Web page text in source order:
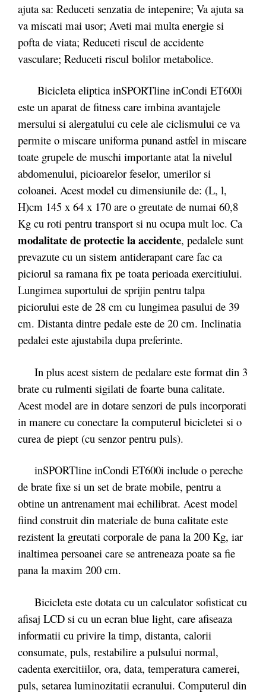
ajuta sa: Reduceti senzatia de intepenire; Va ajuta sa
va miscati mai usor; Aveti mai multa energie si
pofta de viata; Reduceti riscul de accidente
vasculare; Reduceti riscul bolilor metabolice.
Bicicleta eliptica inSPORTline inCondi ET600i
este un aparat de fitness care imbina avantajele
mersului si alergatului cu cele ale ciclismului ce va
permite o miscare uniforma punand astfel in miscare
toate grupele de muschi importante atat la nivelul
abdomenului, picioarelor feselor, umerilor si
coloanei. Acest model cu dimensiunile de: (L, l,
H)cm 145 x 64 x 170 are o greutate de numai 60,8
Kg cu roti pentru transport si nu ocupa mult loc. Ca
modalitate de protectie la accidente, pedalele sunt
prevazute cu un sistem antiderapant care fac ca
piciorul sa ramana fix pe toata perioada exercitiului.
Lungimea suportului de sprijin pentru talpa
piciorului este de 28 cm cu lungimea pasului de 39
cm. Distanta dintre pedale este de 20 cm. Inclinatia
pedalei este ajustabila dupa preferinte.
In plus acest sistem de pedalare este format din 3
brate cu rulmenti sigilati de foarte buna calitate.
Acest model are in dotare senzori de puls incorporati
in manere cu conectare la computerul bicicletei si o
curea de piept (cu senzor pentru puls).
inSPORTline inCondi ET600i include o pereche
de brate fixe si un set de brate mobile, pentru a
obtine un antrenament mai echilibrat. Acest model
fiind construit din materiale de buna calitate este
rezistent la greutati corporale de pana la 200 Kg, iar
inaltimea persoanei care se antreneaza poate sa fie
pana la maxim 200 cm.
Bicicleta este dotata cu un calculator sofisticat cu
afisaj LCD si cu un ecran blue light, care afiseaza
informatii cu privire la timp, distanta, calorii
consumate, puls, restabilire a pulsului normal,
cadenta exercitiilor, ora, data, temperatura camerei,
puls, setarea luminozitatii ecranului. Computerul din